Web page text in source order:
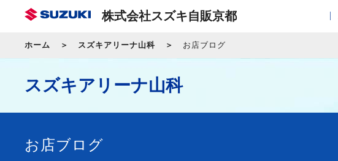
株式会社スズキ自販京都
ホーム スズキアリーナ山科 お店ブログ
スズキアリーナ山科
お店ブログ